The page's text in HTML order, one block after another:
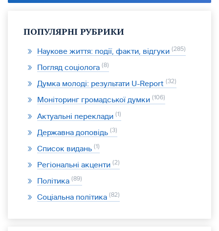
ПОПУЛЯРНІ РУБРИКИ
Наукове життя: події, факти, відгуки 285
Погляд соціолога 8
Думка молоді: результати U-Report 32
Моніторинг громадської думки 106
Актуальні переклади 1
Державна доповідь 3
Список видань 1
Регіональні акценти 2
Політика 89
Соціальна політика 82